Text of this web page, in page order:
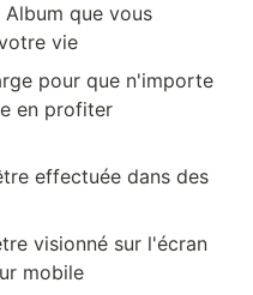
que vous
vie
pour que n'importe
en profiter
effectuée dans des
visionné sur l'écran
mobile